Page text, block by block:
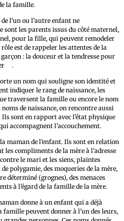
la famille.
l’un ou l’autre enfant ne
sont les parents issus du côté maternel,
pour la fille, qui peuvent remodeler
est de rappeler les attentes de la
: la douceur et la tendresse pour
.
un nom qui souligne son identité et
indiquer le rang de naissance, les
traversent la famille ou encore le nom
de naissance, on rencontre aussi
Ils sont en rapport avec l’état physique
accompagnent l’accouchement.
maman de l’enfant. Ils sont en relation
compliments de la mère à l’adresse
le mari et les siens, plaintes
polygamie, des moqueries de la mère,
déterminé (grognes), des menaces
à l’égard de la famille de la mère.
donne à un enfant qui a déjà
famille peuvent donner à l’un des leurs,